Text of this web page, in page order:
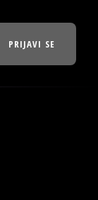
PRIJAVI SE